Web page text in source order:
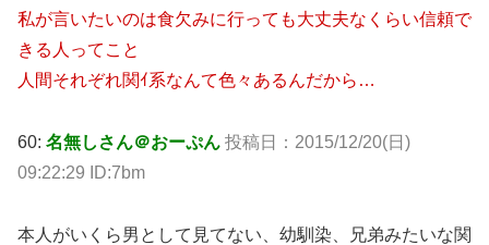
私が言いたいのは食欠みに行っても大丈夫なくらい信頼で
きる人ってこと
人間それぞれ関ｲ系なんて色々あるんだから…
60: 名無しさん＠おーぷん 投稿日：2015/12/20(日)
09:22:29 ID:7bm
本人がいくら男として見てない、幼馴染、兄弟みたいな関